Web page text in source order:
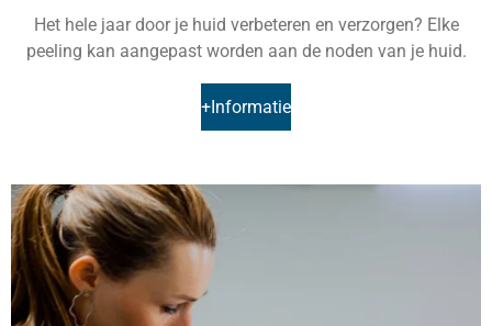
Het hele jaar door je huid verbeteren en verzorgen? Elke
peeling kan aangepast worden aan de noden van je huid.
+Informatie